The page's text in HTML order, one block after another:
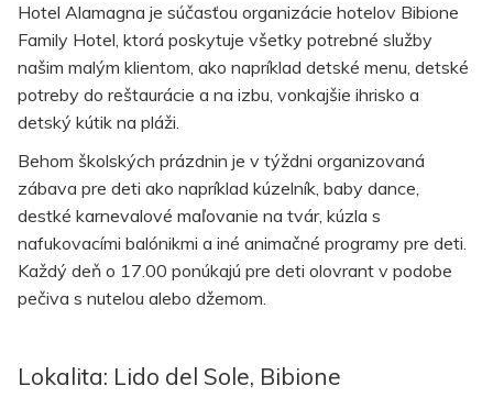
Hotel Alamagna je súčasťou organizácie hotelov Bibione
Family Hotel, ktorá poskytuje všetky potrebné služby
našim malým klientom, ako napríklad detské menu, detské
potreby do reštaurácie a na izbu, vonkajšie ihrisko a
detský kútik na pláži.
Behom školských prázdnin je v týždni organizovaná
zábava pre deti ako napríklad kúzelník, baby dance,
destké karnevalové maľovanie na tvár, kúzla s
nafukovacími balónikmi a iné animačné programy pre deti.
Každý deň o 17.00 ponúkajú pre deti olovrant v podobe
pečiva s nutelou alebo džemom.
Lokalita: Lido del Sole, Bibione